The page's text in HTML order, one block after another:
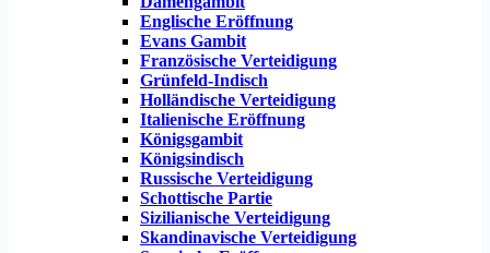
Englische Eröffnung
Evans Gambit
Französische Verteidigung
Grünfeld-Indisch
Holländische Verteidigung
Italienische Eröffnung
Königsgambit
Königsindisch
Russische Verteidigung
Schottische Partie
Sizilianische Verteidigung
Skandinavische Verteidigung